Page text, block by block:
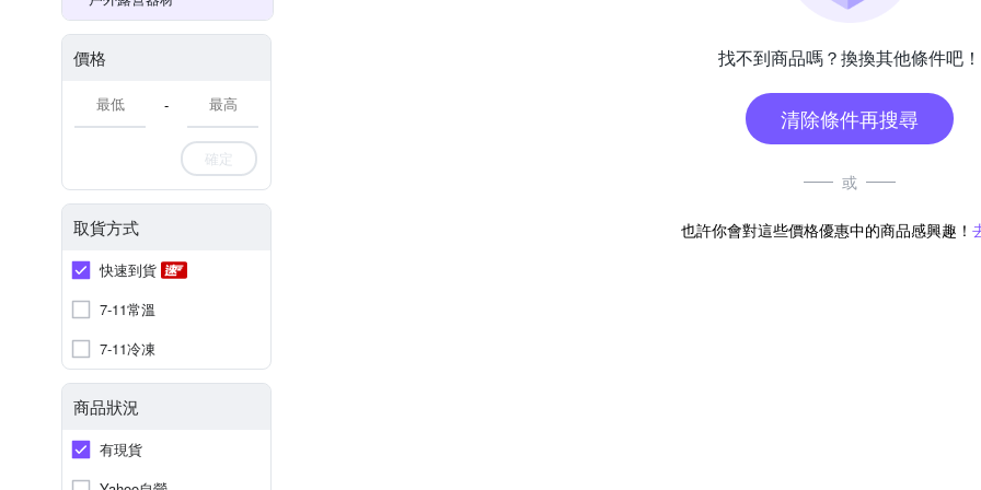
價格
-
確定
取貨方式
快速到貨
7-11常溫
7-11冷凍
商品狀況
有現貨
找不到商品嗎？換換其他條件吧！
清除條件再搜尋
或
也許你會對這些價格優惠中的商品感興趣！